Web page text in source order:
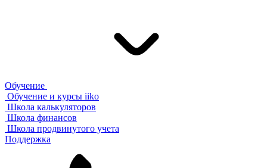
Обучение
Обучение и курсы iiko
Школа калькуляторов
Школа финансов
Школа продвинутого учета
Поддержка